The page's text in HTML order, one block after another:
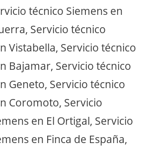
técnico Siemens en
Servicio técnico
Vistabella, Servicio técnico
Bajamar, Servicio técnico
Geneto, Servicio técnico
Coromoto, Servicio
en El Ortigal, Servicio
en Finca de España,